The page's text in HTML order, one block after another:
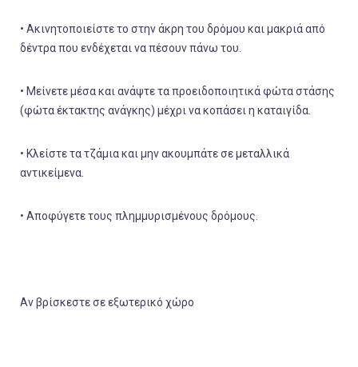
• Ακινητοποιείστε το στην άκρη του δρόμου και μακριά από
δέντρα που ενδέχεται να πέσουν πάνω του.
• Μείνετε μέσα και ανάψτε τα προειδοποιητικά φώτα στάσης
(φώτα έκτακτης ανάγκης) μέχρι να κοπάσει η καταιγίδα.
• Κλείστε τα τζάμια και μην ακουμπάτε σε μεταλλικά
αντικείμενα.
• Αποφύγετε τους πλημμυρισμένους δρόμους.
Αν βρίσκεστε σε εξωτερικό χώρο